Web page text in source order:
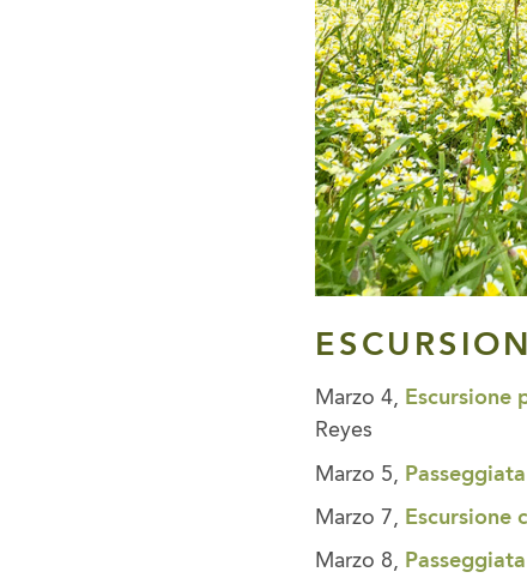
Marzo 4, Escursione
Reyes
Marzo 5,
Marzo 7, Escursione
Marzo 8,